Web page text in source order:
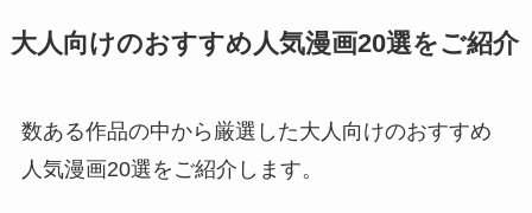
大人向けのおすすめ人気漫画20選をご紹介
数ある作品の中から厳選した大人向けのおすすめ
人気漫画20選をご紹介します。